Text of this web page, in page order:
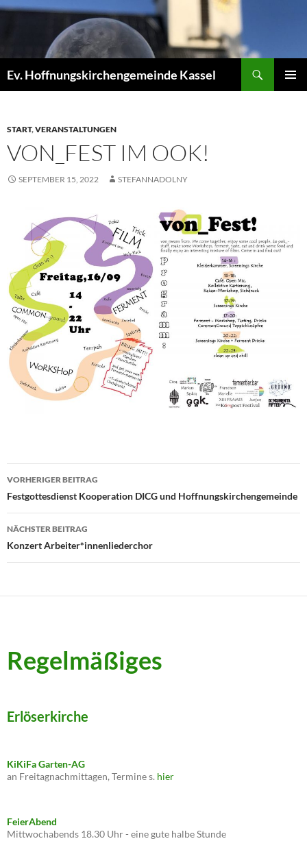
Zum
Ev. Hoffnungskirchengemeinde Kassel
START,VERANSTALTUNGEN
VON_FEST IM OOK!
SEPTEMBER 15, 2022 STEFANNADOLNY
Beitragsnavigation
VORHERIGER BEITRAG
Festgottesdienst Kooperation DICG und Hoffnungskirchengemeinde
NÄCHSTER BEITRAG
Konzert Arbeiter*innenliederchor
Regelmäßiges
Erlöserkirche
KiKiFa Garten-AG
an Freitagnachmittagen, Termine s. hier
FeierAbend
Mittwochabends 18.30 Uhr - eine gute halbe Stunde